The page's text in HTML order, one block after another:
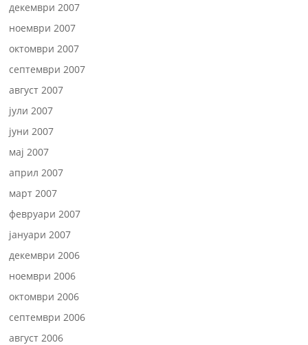
декември 2007
ноември 2007
октомври 2007
септември 2007
август 2007
јули 2007
јуни 2007
мај 2007
април 2007
март 2007
февруари 2007
јануари 2007
декември 2006
ноември 2006
октомври 2006
септември 2006
август 2006